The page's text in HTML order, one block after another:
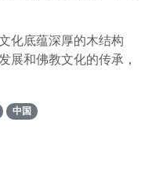
化底蕴深厚的木结构
展和佛教文化的传承，
中国